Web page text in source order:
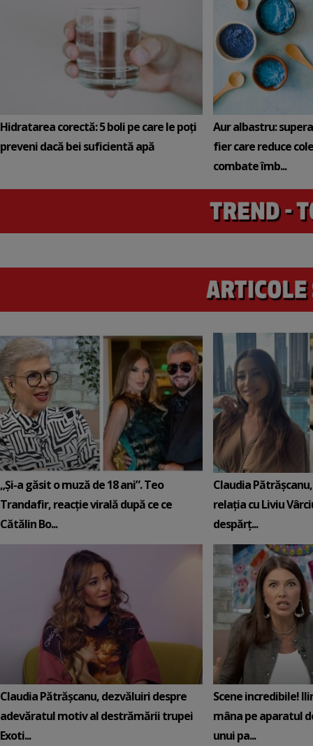
Hidratarea corectă: 5 boli pe care le poți
preveni dacă bei suficientă apă
Aur albastru:
fier care reduce
combate îmb...
„Și-a găsit o muză de 18 ani”. Teo
Trandafir, reacție virală după ce ce
Cătălin Bo...
Claudia
relația cu Liviu
despărț...
Claudia Pătrășcanu, dezvăluiri despre
adevăratul motiv al destrămării trupei
Exoti...
Scene incredibile!
mâna pe aparatul
unui pa...